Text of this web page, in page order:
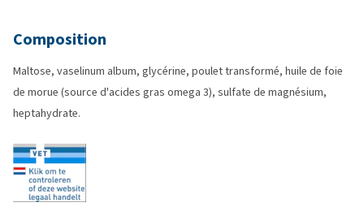
Composition
Maltose, vaselinum album, glycérine, poulet transformé, huile de foie
de morue (source d'acides gras omega 3), sulfate de magnésium,
heptahydrate.